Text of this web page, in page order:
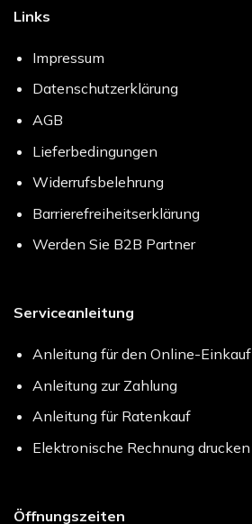
Links
Impressum
Datenschutzerklärung
AGB
Lieferbedingungen
Widerrufsbelehrung
Barrierefreiheitserklärung
Werden Sie B2B Partner
Serviceanleitung
Anleitung für den Online-Einkauf
Anleitung zur Zahlung
Anleitung für Ratenkauf
Elektronische Rechnung drucken
Öffnungszeiten